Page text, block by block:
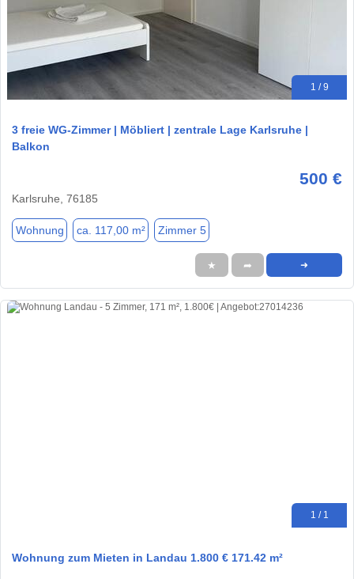
1 / 9
3 freie WG-Zimmer | Möbliert | zentrale Lage Karlsruhe |
Balkon
500 €
Karlsruhe, 76185
Wohnung ca. 117,00 m² Zimmer 5
★ ➦ ➜
1 / 1
Wohnung zum Mieten in Landau 1.800 € 171.42 m²